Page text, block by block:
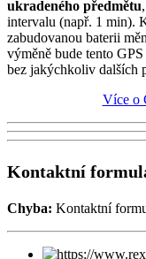
ukradeného předmětu
intervalu (např. 1 min).
zabudovanou baterii
výměně bude tento
bez jakýchkoliv dalších
Více o
Kontaktní
Chyba: Kontaktní